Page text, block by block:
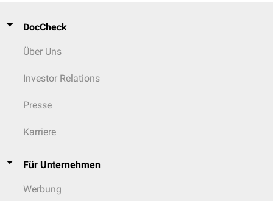
DocCheck
Über Uns
Investor Relations
Presse
Karriere
Für Unternehmen
Werbung